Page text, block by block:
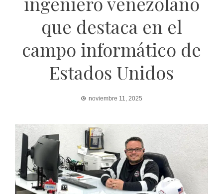
que destaca en el
campo informático de
Estados Unidos
noviembre 11, 2025